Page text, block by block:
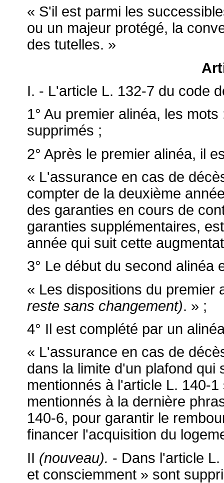
« S'il est parmi les
ou un majeur protégé, la
des tutelles. »
I. - L'article L. 132-7 du code
1° Au premier alinéa, les
supprimés ;
2° Après le premier alinéa, il
« L'assurance en cas de
compter de la deuxième
des garanties en cours de
garanties supplémentaires,
année qui suit cette
3° Le début du second alinéa
« Les dispositions du
reste sans changement). » ;
4° Il est complété par un
« L'assurance en cas de
dans la limite d'un plafond
mentionnés à l'article L. 140-
mentionnés à la dernière
140-6, pour garantir le
financer l'acquisition du
II (nouveau). - Dans l'article
et consciemment » sont